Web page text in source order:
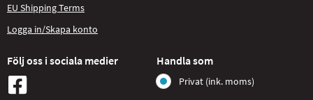
EU Shipping Terms
Logga in/Skapa konto
Följ oss i sociala medier Handla som
Privat (ink. moms)